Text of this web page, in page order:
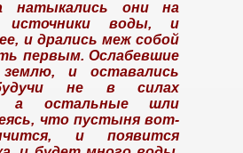
натыкались они на
источники воды, и
и дрались меж собой
первым. Ослабевшие
и оставались
не в силах
а остальные шли
что пустыня вот-
и появится